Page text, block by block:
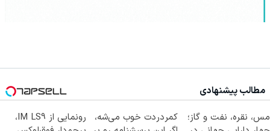
مطالب پیشنهادی
مس، نقره، نفت و گاز؛
کمردردت خوب می‌شه،
رونمایی از IM LS9،